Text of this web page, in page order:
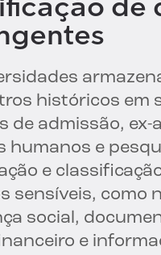
de
históricos em
de admissão, ex-
humanos e
e
sensíveis, como
social,
e